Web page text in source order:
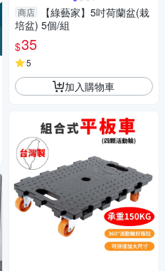
商店
【綠藝家】5吋荷蘭盆(栽
培盆) 5個/組
$35
5
加入購物車